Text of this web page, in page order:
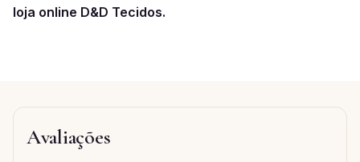
loja online D&D Tecidos.
Avaliações